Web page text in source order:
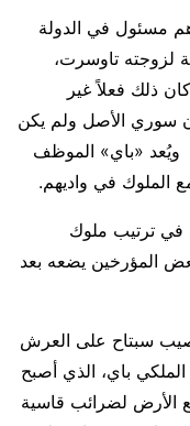
مسئول في الدولة
لزوجته تاوسرت،
ذلك فعلاً غير
سوري الأصل ولم يكن
ويُعد «باي» الموظف
الملوك في واديهم.
في ترتيب ملوك
المؤرخين يضعه بعد
سبتاح على العرش
باي، الذي أصبح
الأرض لضرائب قاسية